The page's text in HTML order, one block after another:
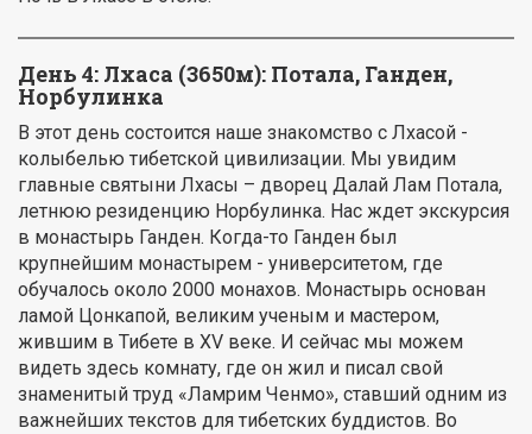
День 4: Лхаса (3650м): Потала, Ганден,
Норбулинка
В этот день состоится наше знакомство с Лхасой -
колыбелью тибетской цивилизации. Мы увидим
главные святыни Лхасы – дворец Далай Лам Потала,
летнюю резиденцию Норбулинка. Нас ждет экскурсия
в монастырь Ганден. Когда-то Ганден был
крупнейшим монастырем - университетом, где
обучалось около 2000 монахов. Монастырь основан
ламой Цонкапой, великим ученым и мастером,
жившим в Тибете в XV веке. И сейчас мы можем
видеть здесь комнату, где он жил и писал свой
знаменитый труд «Ламрим Ченмо», ставший одним из
важнейших текстов для тибетских буддистов. Во